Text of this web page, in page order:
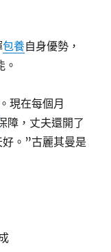
包養自身優勢，
現在每個月
障，丈夫還開了
。”古麗其曼是